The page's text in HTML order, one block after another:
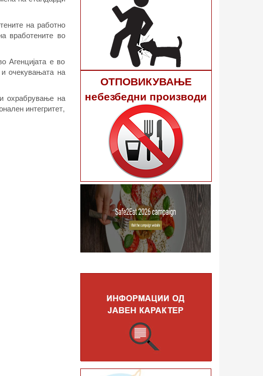
на работно
вработените во
Агенцијата е во
очекувањата на
охрабрување на
интегритет,
ОТПОВИКУВАЊЕ
небезбедни производи